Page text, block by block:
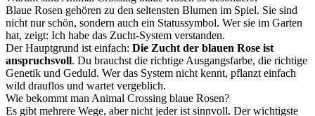
Blaue Rosen gehören zu den seltensten Blumen im Spiel. Sie sind
nicht nur schön, sondern auch ein Statussymbol. Wer sie im Garten
hat, zeigt: Ich habe das Zucht-System verstanden.
Der Hauptgrund ist einfach: Die Zucht der blauen Rose ist
anspruchsvoll. Du brauchst die richtige Ausgangsfarbe, die richtige
Genetik und Geduld. Wer das System nicht kennt, pflanzt einfach
wild drauflos und wartet vergeblich.
Wie bekommt man Animal Crossing blaue Rosen?
Es gibt mehrere Wege, aber nicht jeder ist sinnvoll. Der wichtigste